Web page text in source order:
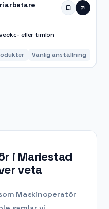
eller timlön
Vanlig anställning
i Mariestad
veta
Maskinoperatör